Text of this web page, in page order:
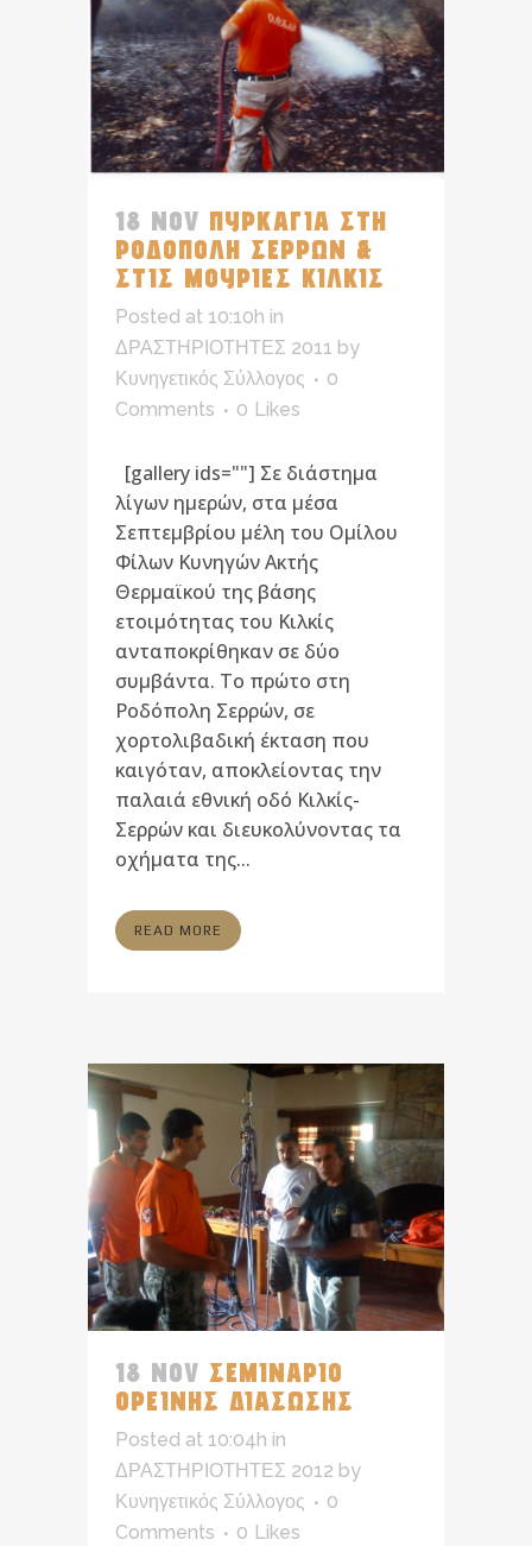
18 NOV ΠΥΡΚΑΓΙΑ ΣΤΗ
ΡΟΔΟΠΟΛΗ ΣΕΡΡΩΝ &
ΣΤΙΣ ΜΟΥΡΙΕΣ ΚΙΛΚΙΣ
Posted at 10:10h in
ΔΡΑΣΤΗΡΙΟΤΗΤΕΣ 2011 by
Κυνηγετικός Σύλλογος
0
Comments
0 Likes
[gallery ids=""] Σε διάστημα
λίγων ημερών, στα μέσα
Σεπτεμβρίου μέλη του Ομίλου
Φίλων Κυνηγών Ακτής
Θερμαϊκού της βάσης
ετοιμότητας του Κιλκίς
ανταποκρίθηκαν σε δύο
συμβάντα. Το πρώτο στη
Ροδόπολη Σερρών, σε
χορτολιβαδική έκταση που
καιγόταν, αποκλείοντας την
παλαιά εθνική οδό Κιλκίς-
Σερρών και διευκολύνοντας τα
οχήματα της...
READ MORE
18 NOV ΣΕΜΙΝΑΡΙΟ
ΟΡΕΙΝΗΣ ΔΙΑΣΩΣΗΣ
Posted at 10:04h in
ΔΡΑΣΤΗΡΙΟΤΗΤΕΣ 2012 by
Κυνηγετικός Σύλλογος
0
Comments
0 Likes